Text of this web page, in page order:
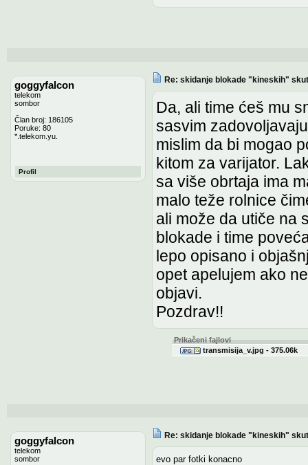
goggyfalcon
telekom
sombor
Član broj: 186105
Poruke: 80
*.telekom.yu.
Profil
Re: skidanje blokade "kineskih"
Da, ali time ćeš mu
sasvim
mislim da bi mogao
kitom za varijator.
sa više obrtaja ima
malo teže rolnice
ali može da utiče na
blokade i time
lepo opisano i
opet apelujem ako
objavi.
Pozdrav!!
Prikačeni fajlovi
transmisija_v.jpg - 375.06k
goggyfalcon
telekom
sombor
Re: skidanje blokade "kineskih"
evo par fotki konacno